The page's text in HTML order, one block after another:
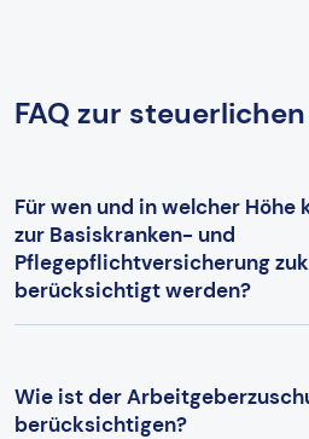
FAQ zur
Für wen und in welcher Höhe
zur Basiskranken- und
Pflegepflichtversicherung
berücksichtigt werden?
Wie ist der
berücksichtigen?